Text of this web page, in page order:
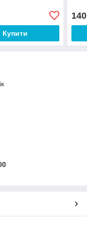
Купити
140